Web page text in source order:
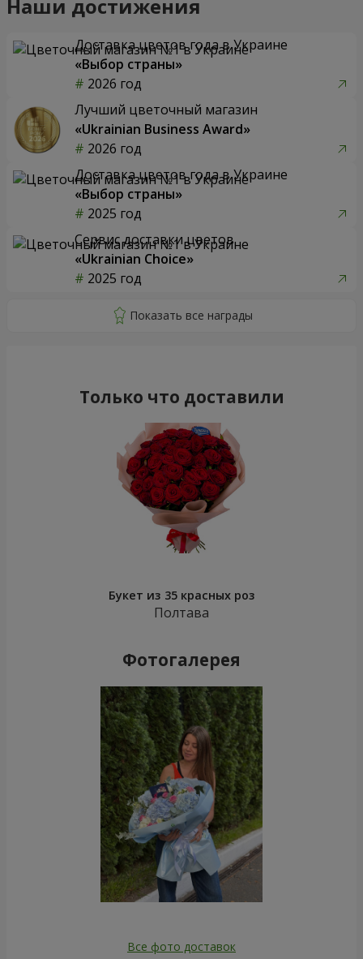
Наши достижения
Доставка цветов года в Украине
«Выбор страны»
2026 год
Лучший цветочный магазин
«Ukrainian Business Award»
2026 год
Доставка цветов года в Украине
«Выбор страны»
2025 год
Сервис доставки цветов
«Ukrainian Choice»
2025 год
Только что доставили
Букет из 35 красных роз
Полтава
Фотогалерея
Все фото доставок